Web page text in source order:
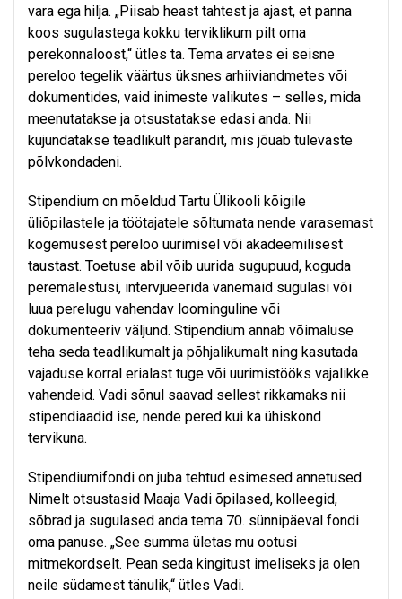
vara ega hilja. „Piisab heast tahtest ja ajast, et panna
koos sugulastega kokku terviklikum pilt oma
perekonnaloost,“ ütles ta. Tema arvates ei seisne
pereloo tegelik väärtus üksnes arhiiviandmetes või
dokumentides, vaid inimeste valikutes – selles, mida
meenutatakse ja otsustatakse edasi anda. Nii
kujundatakse teadlikult pärandit, mis jõuab tulevaste
põlvkondadeni.
Stipendium on mõeldud Tartu Ülikooli kõigile
üliõpilastele ja töötajatele sõltumata nende varasemast
kogemusest pereloo uurimisel või akadeemilisest
taustast. Toetuse abil võib uurida sugupuud, koguda
peremälestusi, intervjueerida vanemaid sugulasi või
luua perelugu vahendav loominguline või
dokumenteeriv väljund. Stipendium annab võimaluse
teha seda teadlikumalt ja põhjalikumalt ning kasutada
vajaduse korral erialast tuge või uurimistööks vajalikke
vahendeid. Vadi sõnul saavad sellest rikkamaks nii
stipendiaadid ise, nende pered kui ka ühiskond
tervikuna.
Stipendiumifondi on juba tehtud esimesed annetused.
Nimelt otsustasid Maaja Vadi õpilased, kolleegid,
sõbrad ja sugulased anda tema 70. sünnipäeval fondi
oma panuse. „See summa ületas mu ootusi
mitmekordselt. Pean seda kingitust imeliseks ja olen
neile südamest tänulik,“ ütles Vadi.